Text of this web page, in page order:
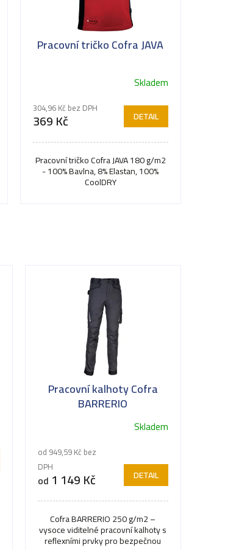
Pracovní tričko Cofra JAVA
hodnocení
produktu
je
5,0
z
Skladem
304,96 Kč bez DPH
369 Kč DETAIL
Pracovní tričko Cofra JAVA 180 g/m2
- 100% Bavlna, 8% Elastan, 100%
CoolDRY
Pracovní kalhoty Cofra
BARRERIO
hodnocení
produktu
je
4,0
z
hvězdiček.
Skladem
od 949,59 Kč bez
DPH
od 1 149 Kč DETAIL
Cofra BARRERIO 250 g/m2 –
vysoce viditelné pracovní kalhoty s
reflexními prvky pro bezpečnou